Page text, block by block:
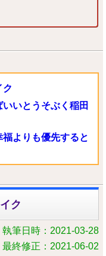
いとうそぶく稲田
よりも優先すると
ク
執筆日時： 2021-03-28
最終修正： 2021-06-02